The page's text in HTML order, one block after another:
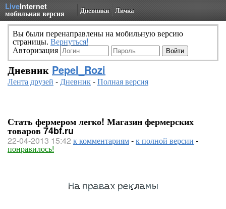
LiveInternet
мобильная версия Дневники Личка
Вы были перенаправлены на мобильную версию
страницы. Вернуться!
Авторизация
Дневник Pepel_Rozi
Лента друзей -Дневник-Полная версия
Стать фермером легко! Магазин фермерских
товаров 74bf.ru
22-04-2013 15:42 к комментариям-к полной версии -
понравилось!